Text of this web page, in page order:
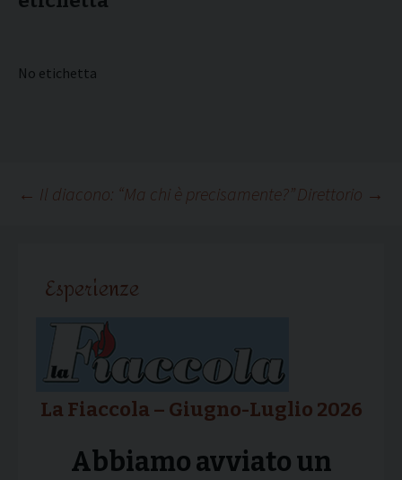
No etichetta
Navigazione
← Il diacono: “Ma chi è precisamente?”Direttorio →
Esperienze
La Fiaccola – Giugno-Luglio 2026
Abbiamo avviato un